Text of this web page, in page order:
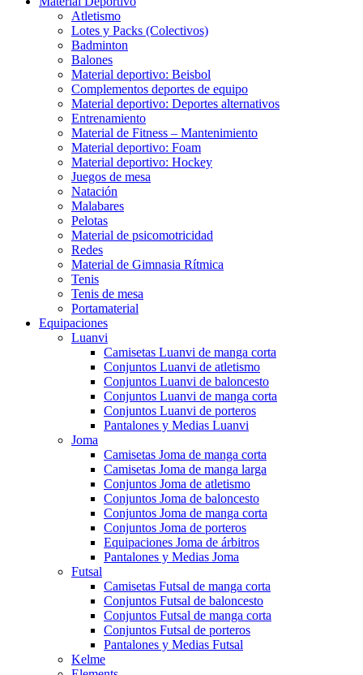
Atletismo
Lotes y Packs (Colectivos)
Badminton
Balones
Material deportivo: Beisbol
Complementos deportes de equipo
Material deportivo: Deportes alternativos
Entrenamiento
Material de Fitness – Mantenimiento
Material deportivo: Foam
Material deportivo: Hockey
Juegos de mesa
Natación
Malabares
Pelotas
Material de psicomotricidad
Redes
Material de Gimnasia Rítmica
Tenis
Tenis de mesa
Portamaterial
Equipaciones
Luanvi
Camisetas Luanvi de manga corta
Conjuntos Luanvi de atletismo
Conjuntos Luanvi de baloncesto
Conjuntos Luanvi de manga corta
Conjuntos Luanvi de porteros
Pantalones y Medias Luanvi
Joma
Camisetas Joma de manga corta
Camisetas Joma de manga larga
Conjuntos Joma de atletismo
Conjuntos Joma de baloncesto
Conjuntos Joma de manga corta
Conjuntos Joma de porteros
Equipaciones Joma de árbitros
Pantalones y Medias Joma
Futsal
Camisetas Futsal de manga corta
Conjuntos Futsal de baloncesto
Conjuntos Futsal de manga corta
Conjuntos Futsal de porteros
Pantalones y Medias Futsal
Kelme